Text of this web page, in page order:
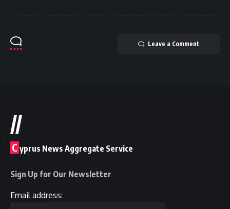
Leave a Comment
//
C yprus News Aggregate Service
Sign Up for Our Newsletter
Email address: